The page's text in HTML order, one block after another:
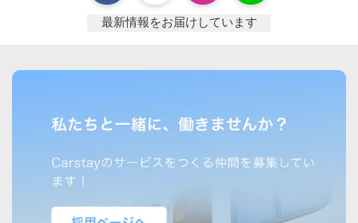
最新情報をお届けしています